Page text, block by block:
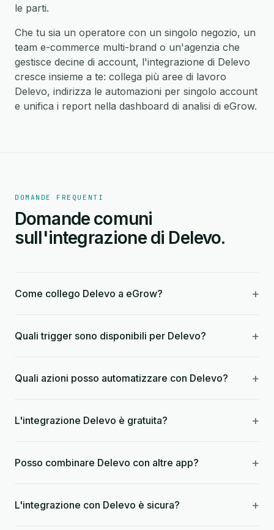
le parti.
Che tu sia un operatore con un singolo negozio, un
team e-commerce multi-brand o un'agenzia che
gestisce decine di account, l'integrazione di Delevo
cresce insieme a te: collega più aree di lavoro
Delevo, indirizza le automazioni per singolo account
e unifica i report nella dashboard di analisi di eGrow.
DOMANDE FREQUENTI
Domande comuni
sull'integrazione di Delevo.
Come collego Delevo a eGrow? +
Quali trigger sono disponibili per Delevo? +
Quali azioni posso automatizzare con Delevo? +
L'integrazione Delevo è gratuita? +
Posso combinare Delevo con altre app? +
L'integrazione con Delevo è sicura? +